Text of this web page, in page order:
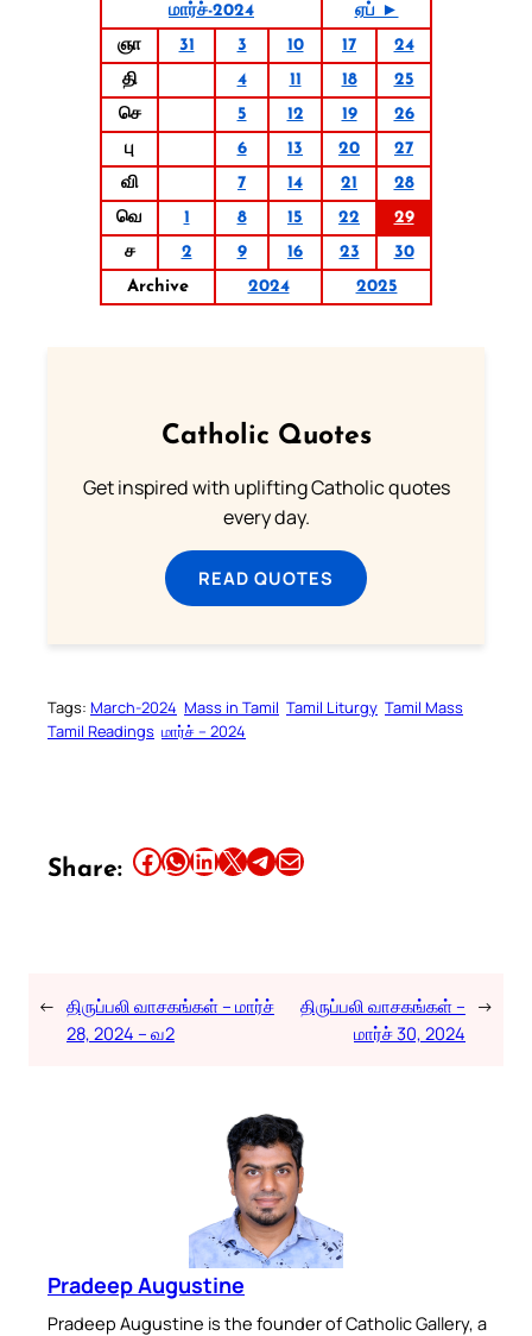
மார்ச்-2024
ஏப் ►
ஞா
31 3 10 17
24
தி
4 11 18
25
செ
5 12 19
26
பு
6 13 20
27
வி
7 14 21
28
வெ
1 8 15 22
29
ச
2 9 16 23
30
Archive
2024 2025
Catholic Quotes
Get inspired with uplifting Catholic quotes
every day.
READ QUOTES
Tags: March-2024 Mass in Tamil Tamil Liturgy Tamil Mass
Tamil Readings மார்ச் – 2024
Share: Share this article on Facebook Share this article on WhatsApp Share this article on LinkedIn Share this article on X Share this article on TelegramEmail this Article
← திருப்பலி வாசகங்கள் – மார்ச்
28, 2024 – வ2
திருப்பலி வாசகங்கள் –
மார்ச் 30, 2024
→
Pradeep Augustine
Pradeep Augustine is the founder of Catholic Gallery, a